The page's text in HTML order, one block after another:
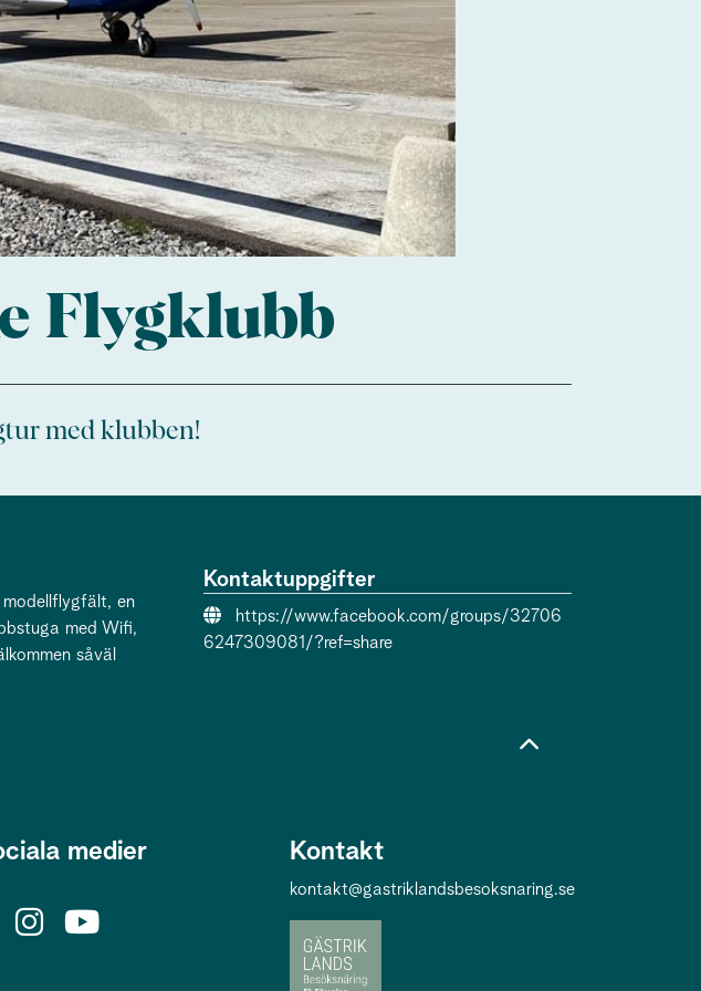
Flygklubb
med klubben!
en
med Wifi,
såväl
Kontaktuppgifter
Evenemangslänk:
https://www.facebook.com/groups/32706
6247309081/?ref=share
medier Kontakt
kontakt@gastriklandsbesoksnaring.se